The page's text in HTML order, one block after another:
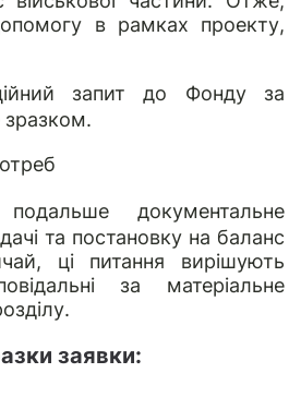
в рамках проекту,
запит до Фонду за
подальше документальне
та постановку на баланс
ці питання вирішують
за матеріальне
заявки: